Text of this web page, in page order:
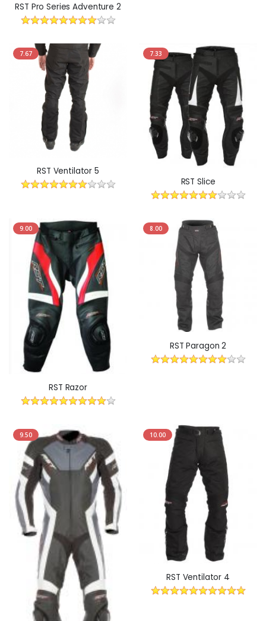
RST Pro Series Adventure 2
7.67
RST Ventilator 5
7.33
RST Slice
9.00
RST Razor
8.00
RST Paragon 2
9.50 10.00
RST Ventilator 4